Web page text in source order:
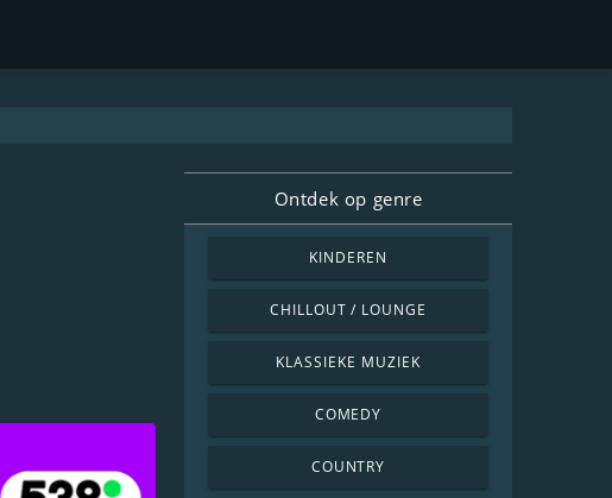
Ontdek op genre
KINDEREN
CHILLOUT / LOUNGE
KLASSIEKE MUZIEK
COMEDY
COUNTRY